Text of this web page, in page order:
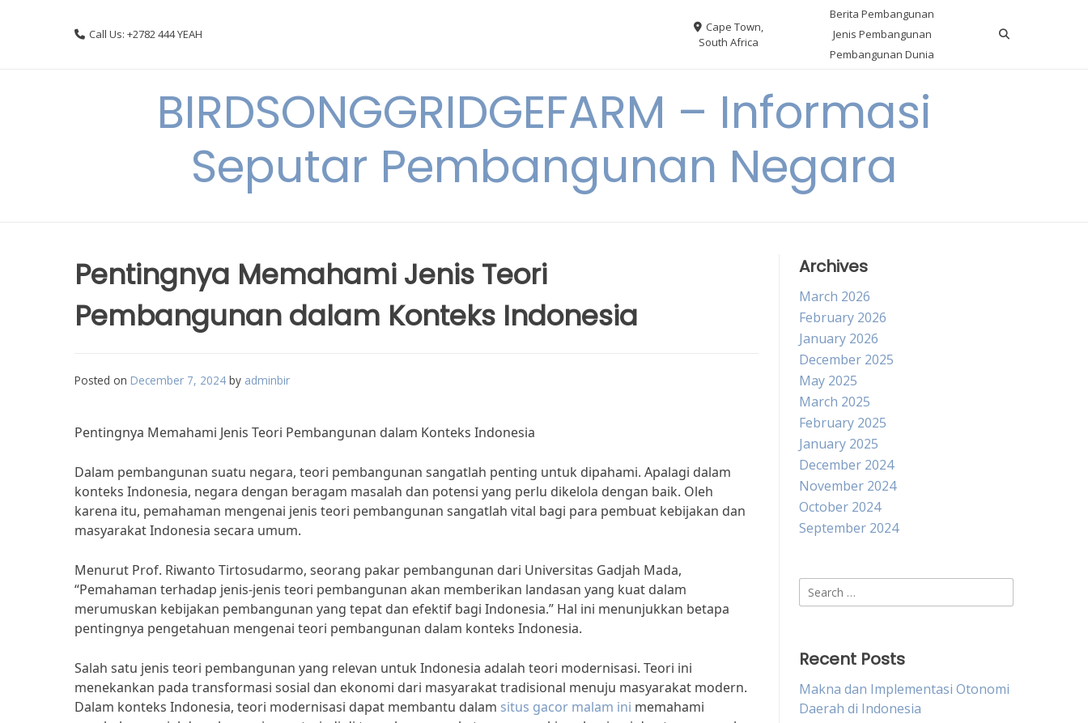
Call Us: +2782 444 YEAH
Cape Town,
South Africa
Berita Pembangunan
Jenis Pembangunan
Pembangunan Dunia
BIRDSONGGRIDGEFARM – Informasi
Seputar Pembangunan Negara
Pentingnya Memahami Jenis Teori
Pembangunan dalam Konteks Indonesia
Posted on December 7, 2024 by adminbir
Pentingnya Memahami Jenis Teori Pembangunan dalam Konteks Indonesia
Dalam pembangunan suatu negara, teori pembangunan sangatlah penting untuk dipahami. Apalagi dalam
konteks Indonesia, negara dengan beragam masalah dan potensi yang perlu dikelola dengan baik. Oleh
karena itu, pemahaman mengenai jenis teori pembangunan sangatlah vital bagi para pembuat kebijakan dan
masyarakat Indonesia secara umum.
Menurut Prof. Riwanto Tirtosudarmo, seorang pakar pembangunan dari Universitas Gadjah Mada,
“Pemahaman terhadap jenis-jenis teori pembangunan akan memberikan landasan yang kuat dalam
merumuskan kebijakan pembangunan yang tepat dan efektif bagi Indonesia.” Hal ini menunjukkan betapa
pentingnya pengetahuan mengenai teori pembangunan dalam konteks Indonesia.
Salah satu jenis teori pembangunan yang relevan untuk Indonesia adalah teori modernisasi. Teori ini
menekankan pada transformasi sosial dan ekonomi dari masyarakat tradisional menuju masyarakat modern.
Dalam konteks Indonesia, teori modernisasi dapat membantu dalam situs gacor malam ini memahami
Archives
March 2026
February 2026
January 2026
December 2025
May 2025
March 2025
February 2025
January 2025
December 2024
November 2024
October 2024
September 2024
Search
for:
Recent Posts
Makna dan Implementasi Otonomi
Daerah di Indonesia